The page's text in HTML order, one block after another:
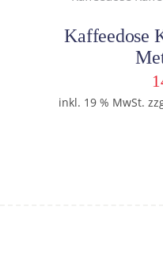
Kaffeedose
inkl. 19 % MwSt.